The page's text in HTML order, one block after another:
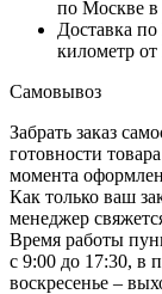
по Москве
Доставка
километр
Самовывоз
Забрать заказ
готовности
момента
Как только ваш
менеджер
Время работы
с 9:00 до 17:30, в
воскресенье –